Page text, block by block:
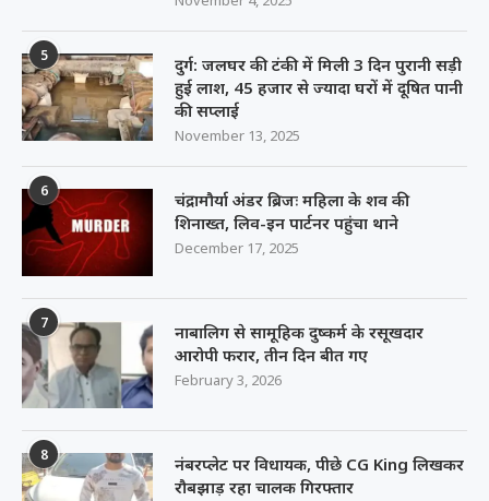
5
दुर्ग: जलघर की टंकी में मिली 3 दिन पुरानी सड़ी
हुई लाश, 45 हजार से ज्यादा घरों में दूषित पानी
की सप्लाई
November 13, 2025
6
चंद्रामौर्या अंडर ब्रिजः महिला के शव की
शिनाख्त, लिव-इन पार्टनर पहुंचा थाने
December 17, 2025
7
नाबालिग से सामूहिक दुष्कर्म के रसूखदार
आरोपी फरार, तीन दिन बीत गए
February 3, 2026
8
नंबरप्लेट पर विधायक, पीछे CG King लिखकर
रौबझाड़ रहा चालक गिरफ्तार